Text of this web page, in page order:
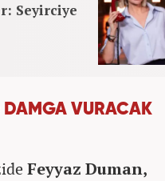
Seyirciye
DAMGA VURACAK
Feyyaz Duman,